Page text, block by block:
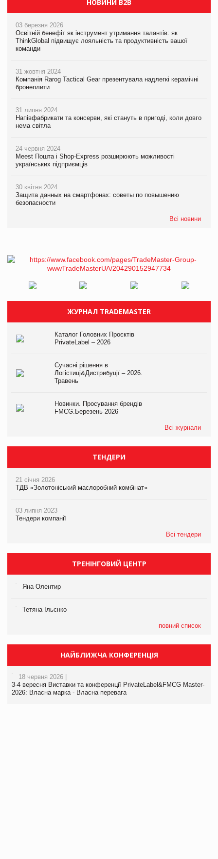
НОВИНИ B2B
03 березня 2026
Освітній бенефіт як інструмент утримання талантів: як
ThinkGlobal підвищує лояльність та продуктивність вашої
команди
31 жовтня 2024
Компанія Rarog Tactical Gear презентувала надлегкі керамічні
бронеплити
31 липня 2024
Напівфабрикати та консерви, які стануть в пригоді, коли довго
нема світла
24 червня 2024
Meest Пошта і Shop-Express розширюють можливості
українських підприємців
30 квітня 2024
Защита данных на смартфонах: советы по повышению
безопасности
Всі новини
ЖУРНАЛ TRADEMASTER
Каталог Головних Проєктів
PrivateLabel – 2026
Сучасні рішення в
Логістиці&Дистрибуції – 2026.
Травень
Новинки. Просування брендів
FMCG.Березень 2026
Всі журнали
ТЕНДЕРИ
21 січня 2026
ТДВ «Золотоніський маслоробний комбінат»
03 липня 2023
Тендери компанії
Всі тендери
ТРЕНІНГОВИЙ ЦЕНТР
Яна Олентир
Тетяна Ільєнко
повний список
НАЙБЛИЖЧА КОНФЕРЕНЦІЯ
18 червня 2026 |
3-4 вересня Виставки та конференції PrivateLabel&FMCG Master-
2026: Власна марка - Власна перевага